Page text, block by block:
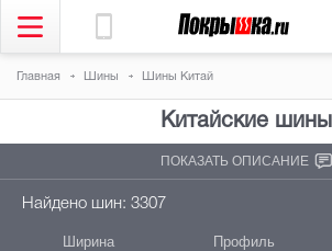
Главная Шины Шины Китай
Китайские шины
ПОКАЗАТЬ ОПИСАНИЕ
Найдено шин: 3307
Ширина Профиль